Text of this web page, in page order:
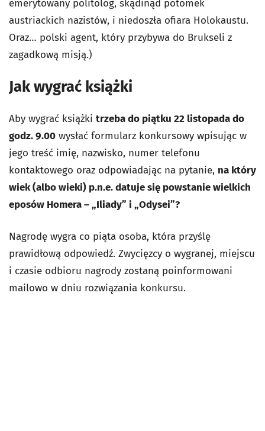
emerytowany politolog, skądinąd potomek
austriackich nazistów, i niedoszła ofiara Holokaustu.
Oraz… polski agent, który przybywa do Brukseli z
zagadkową misją.)
Jak wygrać książki
Aby wygrać książki trzeba do piątku 22 listopada do
godz. 9.00 wysłać formularz konkursowy wpisując w
jego treść imię, nazwisko, numer telefonu
kontaktowego oraz odpowiadając na pytanie, na który
wiek (albo wieki) p.n.e. datuje się powstanie wielkich
eposów Homera – „Iliady” i „Odysei”?
Nagrodę wygra co piąta osoba, która przyślę
prawidłową odpowiedź. Zwycięzcy o wygranej, miejscu
i czasie odbioru nagrody zostaną poinformowani
mailowo w dniu rozwiązania konkursu.